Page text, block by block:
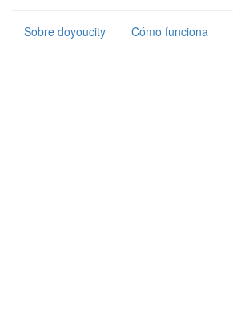
Sobre doyoucity Cómo funciona